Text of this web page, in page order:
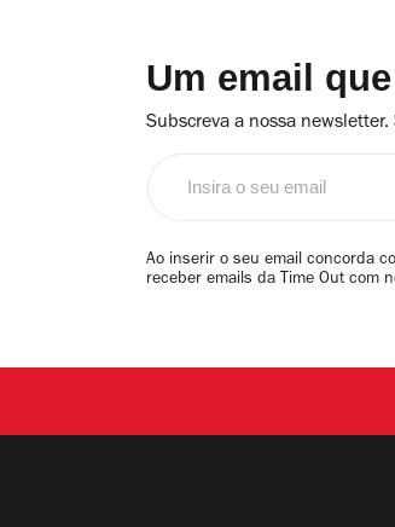
Um email
Subscreva a nossa
email
Ao inserir o seu email concorda
receber emails da Time Out com